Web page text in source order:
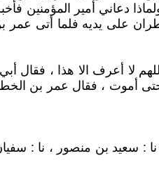
دعاني أمير المؤمنين
على يديه فلما أتى عمر
لا أعرف الا هذا ، فقال
أموت ، فقال عمر بن
، نا : سعيد بن منصور ، نا :